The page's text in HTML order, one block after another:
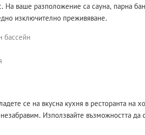
На ваше разположение са сауна, парна
изключително преживяване.
бассейн
се на вкусна кухня в ресторанта на
Използвайте възможността да